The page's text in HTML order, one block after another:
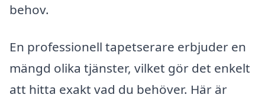
behov.
En professionell tapetserare erbjuder en
mängd olika tjänster, vilket gör det enkelt
att hitta exakt vad du behöver. Här är